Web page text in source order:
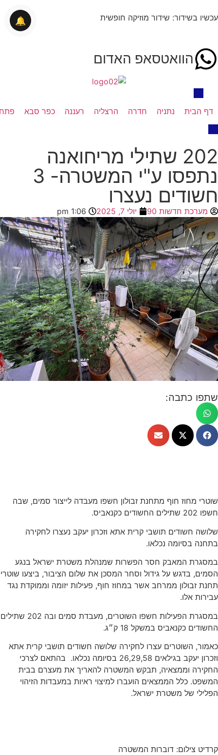
עכשיו בשידור: שידור מוזיקה חופשית
הוואטסאפ האדום
דף הבית נתניה חדרה הרצליה רעננה כפר סבא
202 שתילי מריחואנה
נתפסו ע"י המשטרה- 3
חשודים נעצרו
מערכת חדשות 90 יולי 7, 2025 1:06 pm
שתפו כתבה:
שוטרי מחוז חוף מתחנת זבולון חשפו מעבדה לייצור סמים, שבה
חשפו 202 שתילים החשודים כקנאביס.
שלושה חשודים תושבי קרית אתא וזכרון יעקב נעצרו לחקירה
בתחנה בסיומה נכלאו.
במסגרת המאבק חסר הפשרות שמנהלת משטרת ישראל בנגע
הסמים, בדגש על גידול וסחר המסכן את שלום הציבור, ביצעו שוטרי
תחנת זבולון ממרחב אשר במחוז חוף, פעילות יזומה וממוקדת נגד
עבירות אלו.
במסגרת הפעילות חשפו השוטרים, מעבדת סמים ובה 202 שתילים
החשודים כקנאביס במשקל 18 ק״ג.
כאמור, השוטרים עצרו לחקירה שלושה חשודים תושבי קרית אתא
וזכרון יעקב בגילאים 26,29,58 בסיומה נכלאו. בהתאם לצרכי
החקירה וממצאיה, תבקש המשטרה להאריך את מעצרם בבית
המשפט. כלל הממצאים הועברו למיצוי ראיות במעבדות הזיהוי
הפלילי של משטרת ישראל.
קרדיט צילום: דוברות המשטרה
🔔